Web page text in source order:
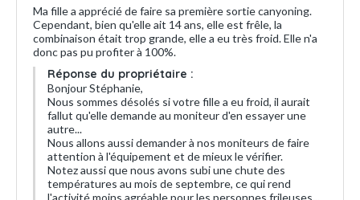
Ma fille a apprécié de faire sa première sortie canyoning.
Cependant, bien qu'elle ait 14 ans, elle est frêle, la
combinaison était trop grande, elle a eu très froid. Elle n'a
donc pas pu profiter à 100%.
Réponse du propriétaire :
Bonjour Stéphanie,
Nous sommes désolés si votre fille a eu froid, il aurait
fallut qu'elle demande au moniteur d'en essayer une
autre...
Nous allons aussi demander à nos moniteurs de faire
attention à l'équipement et de mieux le vérifier.
Notez aussi que nous avons subi une chute des
températures au mois de septembre, ce qui rend
l'activité moins agréable pour les personnes frileuses...